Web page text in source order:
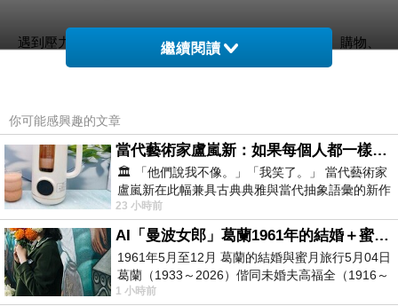
遇到壓力時，不一定正面處理，而是透過美食、娛樂、購物、
睡眠或興趣，把注意力轉移到讓自己舒服的地方
要注意的是，追求快樂的同時，也要學會在不舒服的時候依然
前進
當不那麼看重生活裡的享受，即使面對現實的壓力，依然能保
有行動力與創造力
-------------------------
繼續閱讀
你可能感興趣的文章
當代藝術家盧嵐新：如果每個人都一樣，這世界該有多無聊？
🏛️ 「他們說我不像。」「我笑了。」 當代藝術家
盧嵐新在此幅兼具古典典雅與當代抽象語彙的新作
中，以沈靜的藍色空間為背景，描繪了
23 小時前
AI「曼波女郎」葛蘭1961年的結婚＋蜜月旅行 #戀上老電影 #葛蘭 #粟子
1961年5月至12月 葛蘭的結婚與蜜月旅行5月04日
葛蘭（1933～2026）偕同未婚夫高福全（1916～
2004）乘郵輪赴倫敦6月15日於英國倫敦St.S
1 小時前